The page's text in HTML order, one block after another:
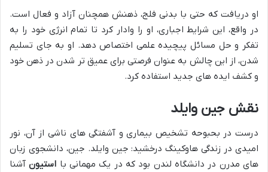
او دریافت که حتی با بدنی فلج، ذهنش همچنان آزاد و فعال است.
در واقع، این شرایط اجباری، او را وادار کرد تا تمام انرژی خود را به
تفکر و حل مسائل پیچیده علمی اختصاص دهد. او به جای تسلیم
شدن، از این چالش به عنوان فرصتی برای عمیق تر شدن در ذهن خود
و کشف ایده های جدید استفاده کرد.
نقش جین وایلد
درست در بحبوحه تشخیص بیماری و آشفتگی های ناشی از آن، نور
امیدی در زندگی هاوکینگ درخشید: جین وایلد. جین، دانشجوی زبان
های مدرن در دانشگاه لندن بود که در یک مهمانی با استیونآشنا